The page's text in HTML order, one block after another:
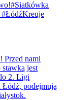
Przed nami
stawką jest
2. Ligi
Łódź, podejmują